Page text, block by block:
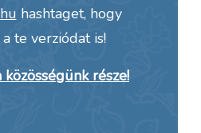
hashtaget, hogy
te verziódat is!
része!